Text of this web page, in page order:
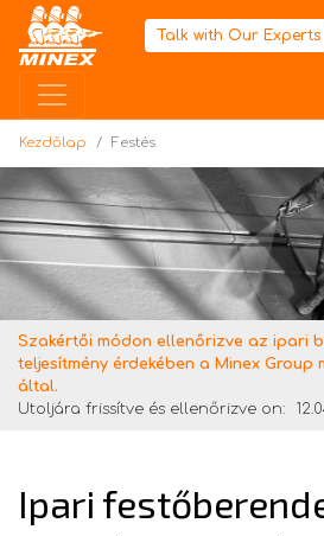
Kezdőlap
Talk with Our Experts
Kezdőlap Festés
Ipari
Szakértői módon ellenőrizve az ipari
teljesítmény érdekében a Minex Group
által.
Utoljára frissítve és ellenőrizve on: